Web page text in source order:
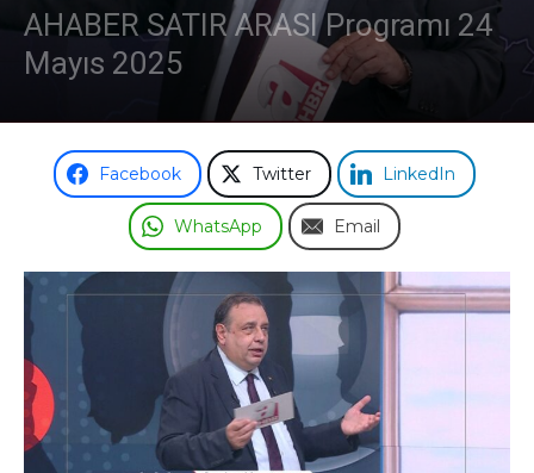
AHABER SATIR ARASI Programı 24
Mayıs 2025
Facebook Twitter LinkedIn
WhatsApp Email